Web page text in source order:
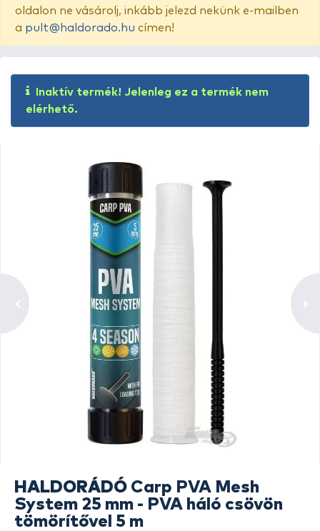
oldalon ne vásárolj, inkább jelezd nekünk e-mailben
a pult@haldorado.hu címen!
Inaktív termék! Jelenleg ez a termék nem
elérhető.
HALDORÁDÓ Carp PVA Mesh
System 25 mm - PVA háló csövön
tömörítővel 5 m